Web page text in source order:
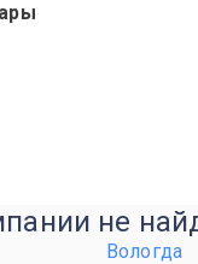
не
Вологда